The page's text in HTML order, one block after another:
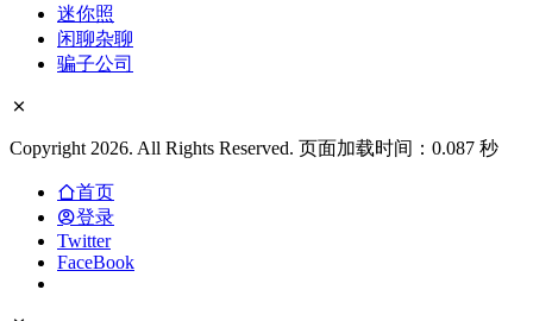
迷你照
闲聊杂聊
骗子公司
Copyright 2026. All Rights Reserved. 页面加载时间：0.087 秒
首页
登录
Twitter
FaceBook